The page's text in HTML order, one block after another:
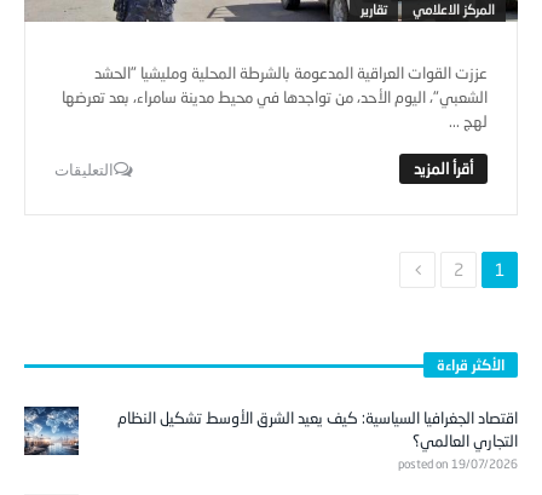
المركز الاعلامي تقارير
عززت القوات العراقية المدعومة بالشرطة المحلية ومليشيا "الحشد
الشعبي"، اليوم الأحد، من تواجدها في محيط مدينة سامراء، بعد تعرضها
لهج ...
التعليقات
1
2
الأكثر قراءة
اقتصاد الجغرافيا السياسية: كيف يعيد الشرق الأوسط تشكيل النظام
التجاري العالمي؟
posted on 19/07/2026